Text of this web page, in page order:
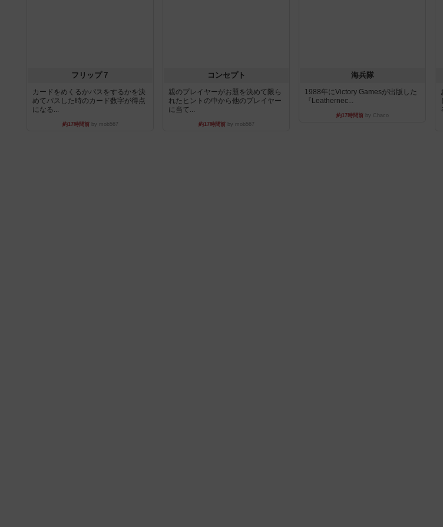
フリップ７
カードをめくるかパスをするかを決
めてパスした時のカード数字が得点
になる...
約17時間前by mob567
コンセプト
親のプレイヤーがお題を決めて限ら
れたヒントの中から他のプレイヤー
に当て...
約17時間前by mob567
海兵隊
1988年にVictory Gamesが出版した
『Leathernec...
約17時間前by Chaco